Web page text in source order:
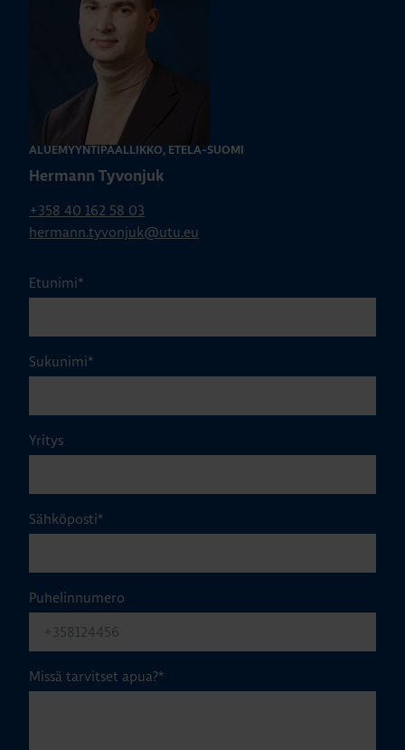
ALUEMYYNTIPÄÄLLIKKÖ, ETELÄ-SUOMI
Hermann Tyvonjuk
+358 40 162 58 03
hermann.tyvonjuk@utu.eu
Etunimi*
Sukunimi*
Yritys
Sähköposti*
Puhelinnumero
Missä tarvitset apua?*